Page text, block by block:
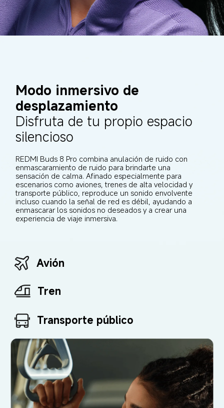
Modo inmersivo de
desplazamiento
Disfruta de tu propio espacio
silencioso
REDMI Buds 8 Pro combina anulación de ruido con
enmascaramiento de ruido para brindarte una
sensación de calma. Afinado especialmente para
escenarios como aviones, trenes de alta velocidad y
transporte público, reproduce un sonido envolvente
incluso cuando la señal de red es débil, ayudando a
enmascarar los sonidos no deseados y a crear una
experiencia de viaje inmersiva.
Avión
Tren
Transporte público